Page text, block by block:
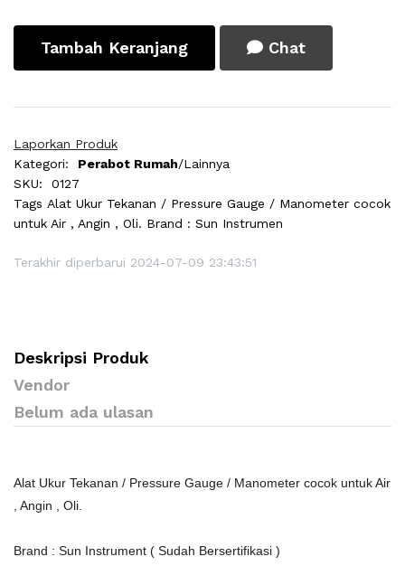
Tambah Keranjang Chat
Laporkan Produk
Kategori:
Perabot Rumah/Lainnya
SKU:
0127
Tags Alat Ukur Tekanan / Pressure Gauge / Manometer cocok
untuk Air , Angin , Oli. Brand : Sun Instrumen
Terakhir diperbarui 2024-07-09 23:43:51
Deskripsi Produk
Vendor
Belum ada ulasan
Alat Ukur Tekanan / Pressure Gauge / Manometer cocok untuk Air
, Angin , Oli.
Brand : Sun Instrument ( Sudah Bersertifikasi )